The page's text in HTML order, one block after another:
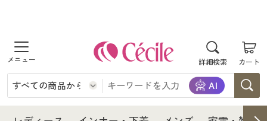
詳細検索 カート
商品を探す
レディース
インナー・下着
レディース
レディース通販すべて
レディースファッション
インナー・下着
インナー・下着通販すべて
メンズ